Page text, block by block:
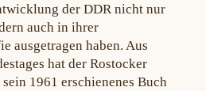
der DDR nicht nur
auch in ihrer
ausgetragen haben. Aus
hat der Rostocker
1961 erschienenes Buch